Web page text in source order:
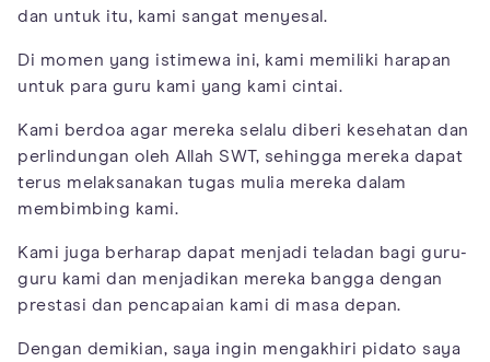
dan untuk itu, kami sangat menyesal.
Di momen yang istimewa ini, kami memiliki harapan
untuk para guru kami yang kami cintai.
Kami berdoa agar mereka selalu diberi kesehatan dan
perlindungan oleh Allah SWT, sehingga mereka dapat
terus melaksanakan tugas mulia mereka dalam
membimbing kami.
Kami juga berharap dapat menjadi teladan bagi guru-
guru kami dan menjadikan mereka bangga dengan
prestasi dan pencapaian kami di masa depan.
Dengan demikian, saya ingin mengakhiri pidato saya